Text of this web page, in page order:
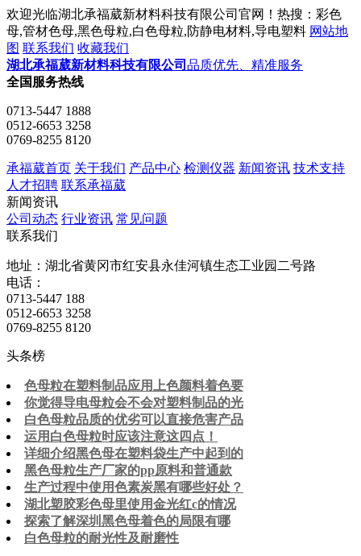
欢迎光临湖北承福葳新材料科技有限公司官网！热搜：彩色
母,管材色母,黑色母粒,白色母粒,防静电材料,导电塑料 网站地
图 联系我们 收藏我们
湖北承福葳新材料科技有限公司 品质优先、精准服务
全国服务热线
0713-5447 1888
0512-6653 3258
0769-8255 8120
承福葳首页 关于我们 产品中心 检测仪器 新闻资讯 技术支持
人才招聘 联系承福葳
新闻资讯
公司动态 行业资讯 常见问题
联系我们
地址：湖北省黄冈市红安县永佳河镇生态工业园二号路
电话：
0713-5447 188
0512-6653 3258
0769-8255 8120
头条榜
色母粒在塑料制品应用上色颜料着色要
你觉得导电母粒会不会对塑料制品的光
白色母粒品质的优劣可以直接危害产品
运用白色母粒时应该注意这四点！
详细介绍黑色母在塑料袋生产中起到的
黑色母粒生产厂家的pp原料和普通款
生产过程中使用色素炭黑有哪些好处？
湖北塑胶彩色母里使用金光红c的情况
探索了解深圳黑色母着色的局限有哪
白色母粒的耐光性及耐磨性